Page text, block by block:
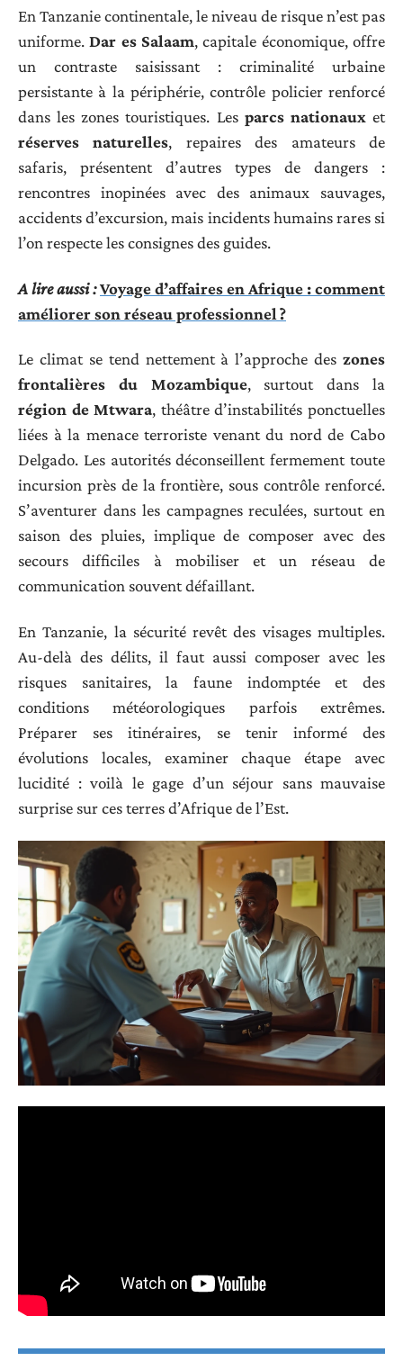
En Tanzanie continentale, le niveau de risque n’est pas
uniforme.Dar es Salaam, capitale économique, offre
un contraste saisissant : criminalité urbaine
persistante à la périphérie, contrôle policier renforcé
dans les zones touristiques. Les parcs nationauxet
réserves naturelles, repaires des amateurs de
safaris, présentent d’autres types de dangers :
rencontres inopinées avec des animaux sauvages,
accidents d’excursion, mais incidents humains rares si
l’on respecte les consignes des guides.
A lire aussi :Voyage d’affaires en Afrique : comment
améliorer son réseau professionnel ?
Le climat se tend nettement à l’approche des zones
frontalières du Mozambique, surtout dans la
région de Mtwara, théâtre d’instabilités ponctuelles
liées à la menace terroriste venant du nord de Cabo
Delgado. Les autorités déconseillent fermement toute
incursion près de la frontière, sous contrôle renforcé.
S’aventurer dans les campagnes reculées, surtout en
saison des pluies, implique de composer avec des
secours difficiles à mobiliser et un réseau de
communication souvent défaillant.
En Tanzanie, la sécurité revêt des visages multiples.
Au-delà des délits, il faut aussi composer avec les
risques sanitaires, la faune indomptée et des
conditions météorologiques parfois extrêmes.
Préparer ses itinéraires, se tenir informé des
évolutions locales, examiner chaque étape avec
lucidité : voilà le gage d’un séjour sans mauvaise
surprise sur ces terres d’Afrique de l’Est.